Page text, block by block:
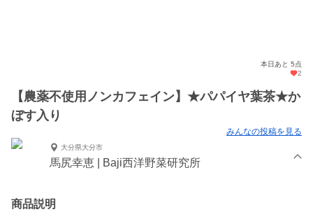
本日あと 5点
2
【農薬不使用ノンカフェイン】★パパイヤ葉茶★か
ぼす入り
みんなの投稿を見る
大分県大分市
馬尻幸恵 | Baji西洋野菜研究所
商品説明